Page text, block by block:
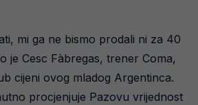
mi ga ne bismo prodali ni za 40
je Cesc Fàbregas, trener Coma,
cijeni ovog mladog Argentinca.
procjenjuje Pazovu vrijednost